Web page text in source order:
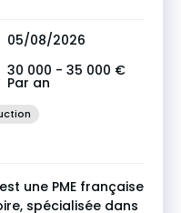
05/08/2026
30 000 - 35 000 €
Par an
une PME française
spécialisée dans